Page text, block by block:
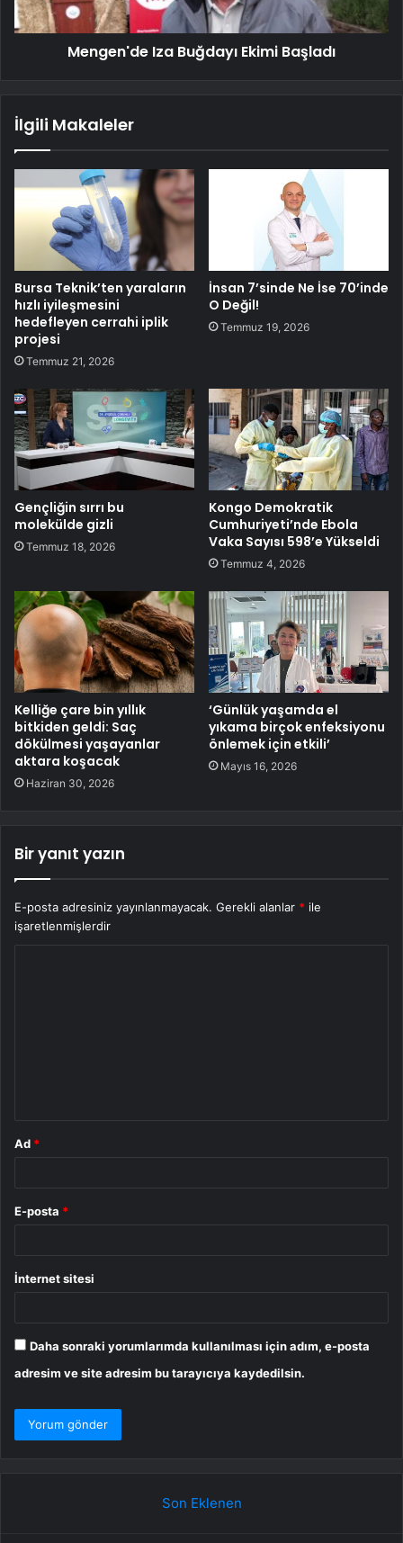
Mengen'de Iza Buğdayı Ekimi Başladı
İlgili Makaleler
Bursa Teknik’ten yaraların
hızlı iyileşmesini
hedefleyen cerrahi iplik
projesi
Temmuz 21, 2026
İnsan 7’sinde Ne İse 70’inde
O Değil!
Temmuz 19, 2026
Gençliğin sırrı bu
molekülde gizli
Temmuz 18, 2026
Kongo Demokratik
Cumhuriyeti’nde Ebola
Vaka Sayısı 598’e Yükseldi
Temmuz 4, 2026
Kelliğe çare bin yıllık
bitkiden geldi: Saç
dökülmesi yaşayanlar
aktara koşacak
Haziran 30, 2026
‘Günlük yaşamda el
yıkama birçok enfeksiyonu
önlemek için etkili’
Mayıs 16, 2026
Bir yanıt yazın
E-posta adresiniz yayınlanmayacak. Gerekli alanlar * ile
işaretlenmişlerdir
Ad *
E-posta *
İnternet sitesi
Daha sonraki yorumlarımda kullanılması için adım, e-posta
adresim ve site adresim bu tarayıcıya kaydedilsin.
Son Eklenen